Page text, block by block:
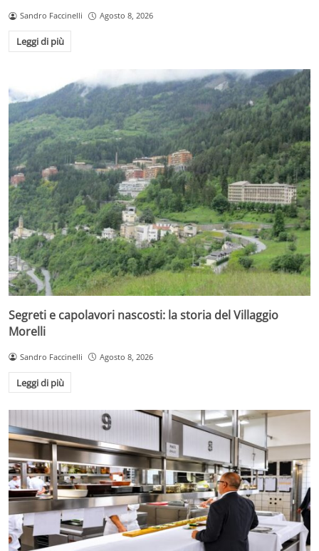
Sandro Faccinelli Agosto 8, 2026
Leggi di più
Segreti e capolavori nascosti: la storia del Villaggio
Morelli
Sandro Faccinelli Agosto 8, 2026
Leggi di più